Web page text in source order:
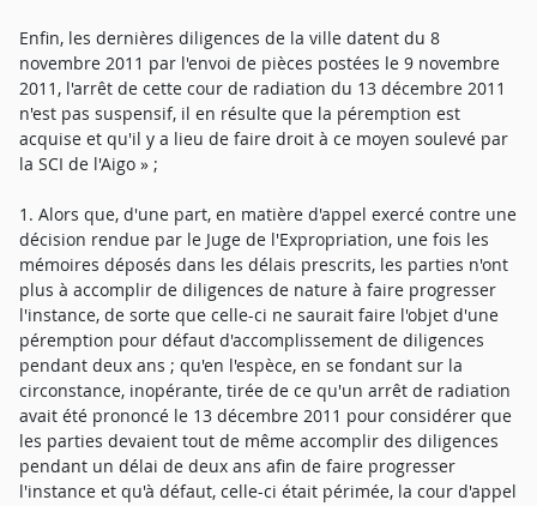
Enfin, les dernières diligences de la ville datent du 8
novembre 2011 par l'envoi de pièces postées le 9 novembre
2011, l'arrêt de cette cour de radiation du 13 décembre 2011
n'est pas suspensif, il en résulte que la péremption est
acquise et qu'il y a lieu de faire droit à ce moyen soulevé par
la SCI de l'Aigo » ;
1. Alors que, d'une part, en matière d'appel exercé contre une
décision rendue par le Juge de l'Expropriation, une fois les
mémoires déposés dans les délais prescrits, les parties n'ont
plus à accomplir de diligences de nature à faire progresser
l'instance, de sorte que celle-ci ne saurait faire l'objet d'une
péremption pour défaut d'accomplissement de diligences
pendant deux ans ; qu'en l'espèce, en se fondant sur la
circonstance, inopérante, tirée de ce qu'un arrêt de radiation
avait été prononcé le 13 décembre 2011 pour considérer que
les parties devaient tout de même accomplir des diligences
pendant un délai de deux ans afin de faire progresser
l'instance et qu'à défaut, celle-ci était périmée, la cour d'appel